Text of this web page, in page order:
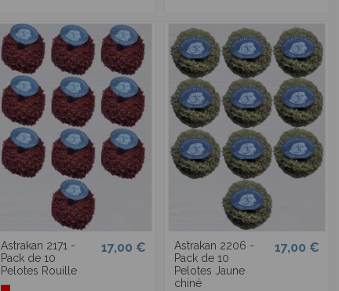
Astrakan 2171 -
Pack de 10
Pelotes Rouille
17,00 €
Astrakan 2206 -
Pack de 10
Pelotes Jaune
chiné
17,00 €